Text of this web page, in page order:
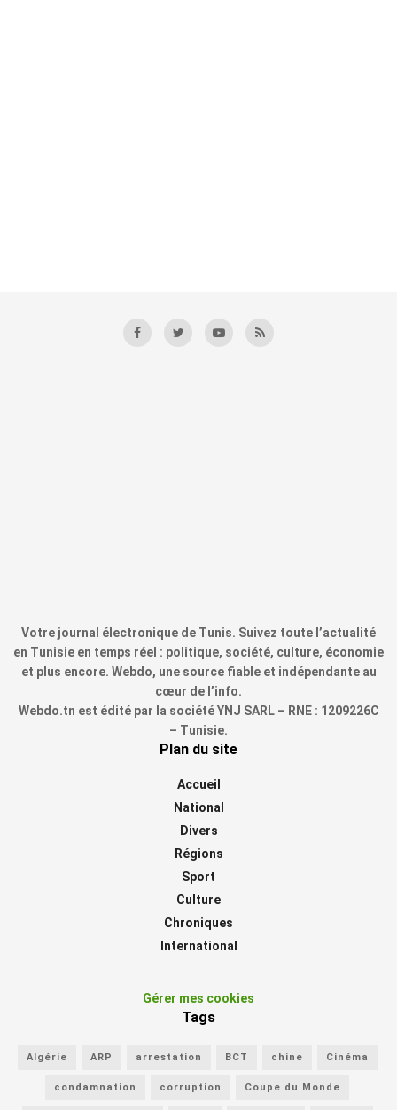
Votre journal électronique de Tunis. Suivez toute l’actualité
en Tunisie en temps réel : politique, société, culture, économie
et plus encore. Webdo, une source fiable et indépendante au
cœur de l’info.
Webdo.tn est édité par la société YNJ SARL – RNE : 1209226C
– Tunisie.
Plan du site
Accueil
National
Divers
Régions
Sport
Culture
Chroniques
International
Gérer mes cookies
Tags
Algérie ARP arrestation BCT chine Cinéma
condamnation corruption Coupe du Monde